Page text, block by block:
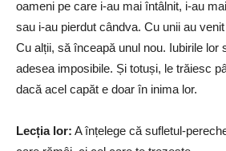
oameni pe care i-au mai întâlnit, i-au
sau i-au pierdut cândva. Cu unii au
Cu alții, să înceapă unul nou. Iubirile lor
adesea imposibile. Și totuși, le trăiesc
dacă acel capăt e doar în inima lor.
Lecția lor: A înțelege că sufletul-